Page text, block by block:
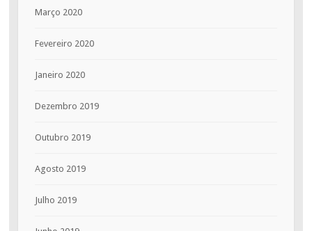
Março 2020
Fevereiro 2020
Janeiro 2020
Dezembro 2019
Outubro 2019
Agosto 2019
Julho 2019